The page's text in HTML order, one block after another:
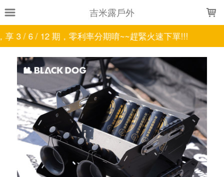
吉米露戶外
，零利率分期唷~~趕緊火速下單!!!